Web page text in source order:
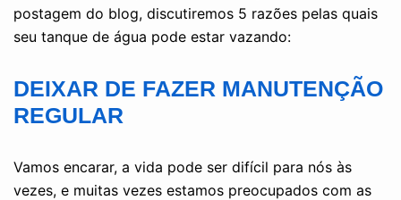
postagem do blog, discutiremos 5 razões pelas quais
seu tanque de água pode estar vazando:
DEIXAR DE FAZER MANUTENÇÃO
REGULAR
Vamos encarar, a vida pode ser difícil para nós às
vezes, e muitas vezes estamos preocupados com as